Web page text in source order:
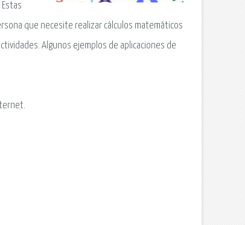
que necesite realizar cálculos matemáticos
Algunos ejemplos de aplicaciones de